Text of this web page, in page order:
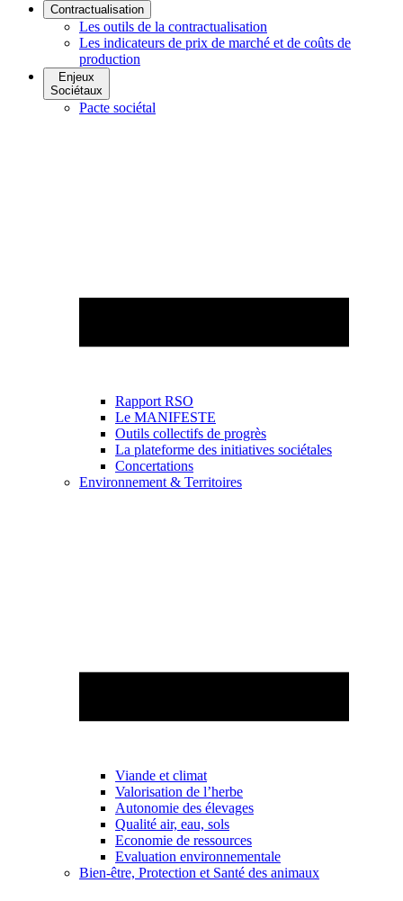
Contractualisation
Les outils de la contractualisation
Les indicateurs de prix de marché et de coûts de
production
Enjeux
Sociétaux
Pacte sociétal
Rapport RSO
Le MANIFESTE
Outils collectifs de progrès
La plateforme des initiatives sociétales
Concertations
Environnement & Territoires
Viande et climat
Valorisation de l’herbe
Autonomie des élevages
Qualité air, eau, sols
Economie de ressources
Evaluation environnementale
Bien-être, Protection et Santé des animaux